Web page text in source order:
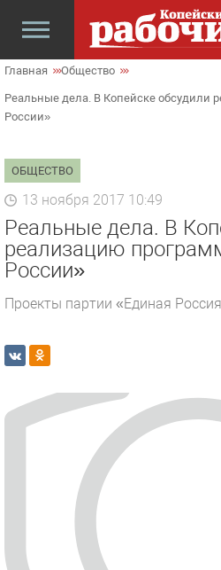
Главная Общество
Реальные дела. В Копейске обсудили
России»
ОБЩЕСТВО
13 ноября 2017 10:49
Реальные дела. В
реализацию
России»
Проекты партии «Единая